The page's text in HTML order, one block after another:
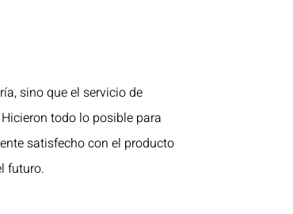
sino que el servicio de
todo lo posible para
satisfecho con el producto
futuro.